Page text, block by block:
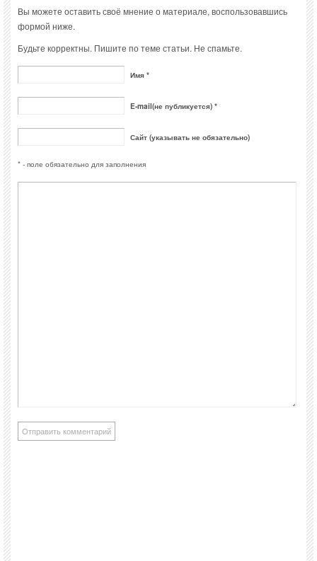
Вы можете оставить своё мнение о материале, воспользовавшись
формой ниже.
Будьте корректны. Пишите по теме статьи. Не спамьте.
Имя *
E-mail(не публикуется) *
Сайт (указывать не обязательно)
* - поле обязательно для заполнения